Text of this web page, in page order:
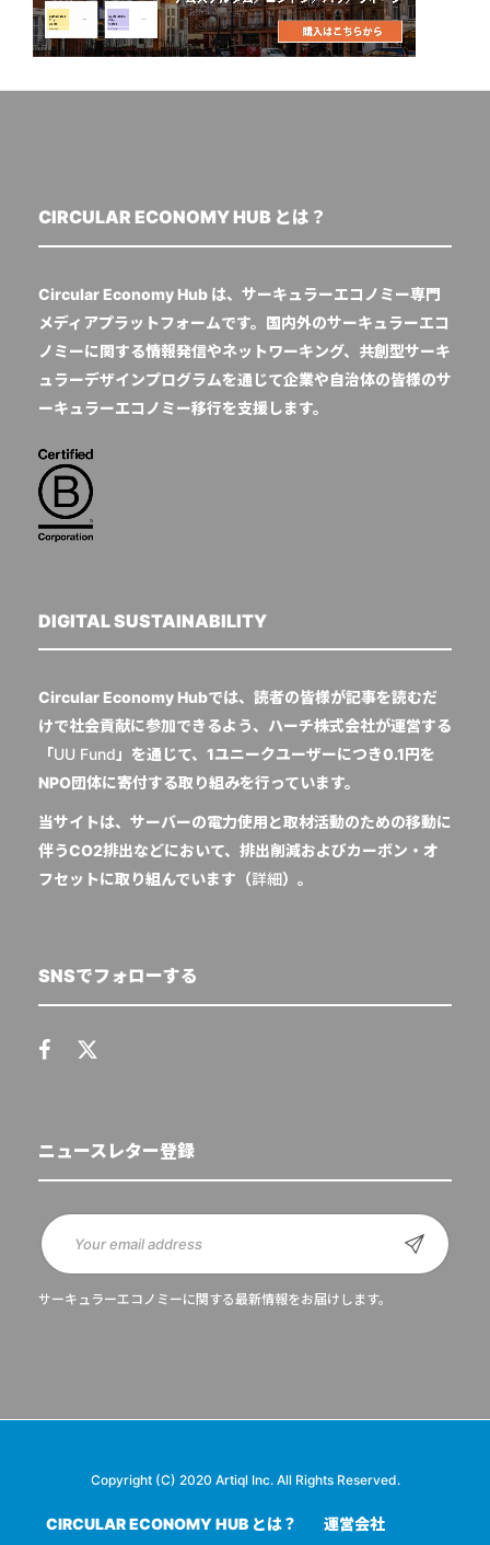
CIRCULAR ECONOMY HUB とは？
Circular Economy Hub は、サーキュラーエコノミー専門
メディアプラットフォームです。国内外のサーキュラーエコ
ノミーに関する情報発信やネットワーキング、共創型サーキ
ュラーデザインプログラムを通じて企業や自治体の皆様のサ
ーキュラーエコノミー移行を支援します。
DIGITAL SUSTAINABILITY
Circular Economy Hubでは、読者の皆様が記事を読むだ
けで社会貢献に参加できるよう、ハーチ株式会社が運営する
「UU Fund 」を通じて、1ユニークユーザーにつき0.1円を
NPO団体に寄付する取り組みを行っています。
当サイトは、サーバーの電力使用と取材活動のための移動に
伴うCO2排出などにおいて、排出削減およびカーボン・オ
フセットに取り組んでいます（詳細）。
SNSでフォローする
ニュースレター登録
サーキュラーエコノミーに関する最新情報をお届けします。
Copyright (C) 2020 Artiql Inc. All Rights Reserved.
CIRCULAR ECONOMY HUB とは？ 運営会社